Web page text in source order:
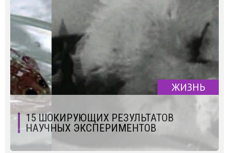
ЖИЗНЬ
15 ШОКИРУЮЩИХ РЕЗУЛЬТАТОВ
НАУЧНЫХ ЭКСПЕРИМЕНТОВ